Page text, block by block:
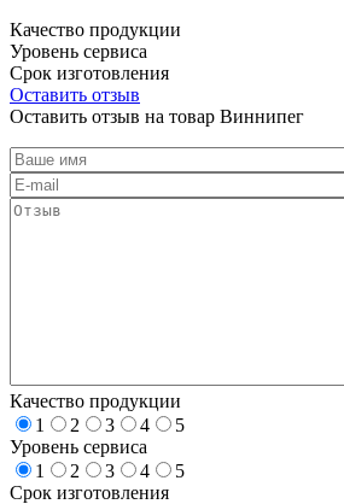
Качество продукции
Уровень сервиса
Срок изготовления
Оставить отзыв
Оставить отзыв на товар Виннипег
Качество продукции
1
2 3 4
5
Уровень сервиса
1
2 3 4
5
Срок изготовления